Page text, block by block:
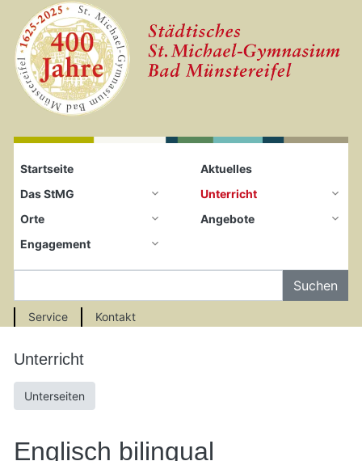
Zum Seiteninhalt springen
Startseite
Startseite
Aktuelles
Das StMG
Unterricht
Orte
Angebote
Engagement
Service Kontakt
Unterricht
Unterseiten
Englisch bilingual